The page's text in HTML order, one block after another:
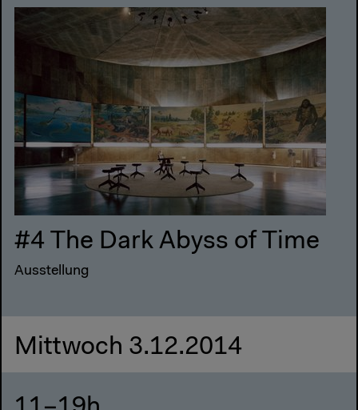
#4 The Dark Abyss of Time
Ausstellung
Mittwoch 3.12.2014